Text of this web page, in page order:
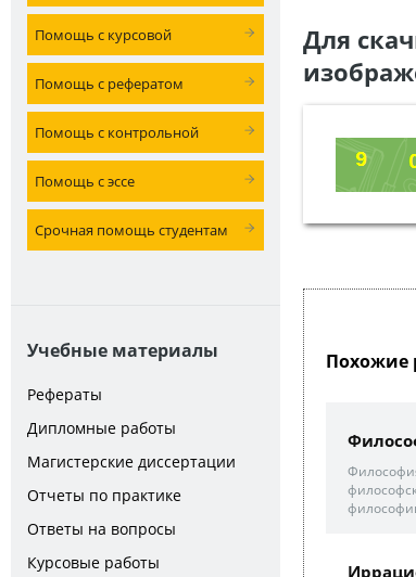
Помощь с курсовой
Помощь с рефератом
Помощь с контрольной
Помощь с эссе
Срочная помощь студентам
Учебные материалы
Рефераты
Дипломные работы
Магистерские диссертации
Отчеты по практике
Ответы на вопросы
Курсовые работы
Для
Похожие